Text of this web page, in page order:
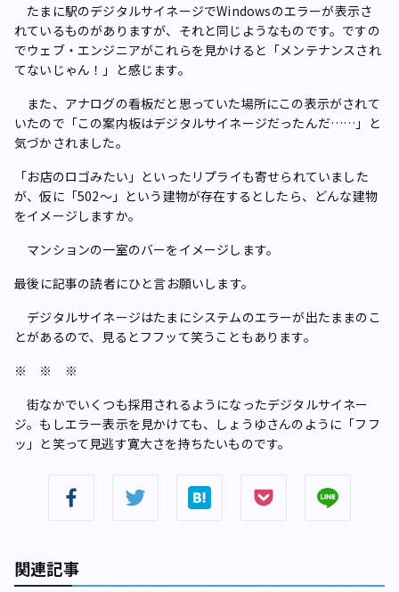
たまに駅のデジタルサイネージでWindowsのエラーが表示さ
れているものがありますが、それと同じようなものです。ですの
でウェブ・エンジニアがこれらを見かけると「メンテナンスされ
てないじゃん！」と感じます。
また、アナログの看板だと思っていた場所にこの表示がされて
いたので「この案内板はデジタルサイネージだったんだ……」と
気づかされました。
――「お店のロゴみたい」といったリプライも寄せられていました
が、仮に「502～」という建物が存在するとしたら、どんな建物
をイメージしますか。
マンションの一室のバーをイメージします。
――最後に記事の読者にひと言お願いします。
デジタルサイネージはたまにシステムのエラーが出たままのこ
とがあるので、見るとフフッて笑うこともあります。
※ ※ ※
街なかでいくつも採用されるようになったデジタルサイネー
ジ。もしエラー表示を見かけても、しょうゆさんのように「フフ
ッ」と笑って見逃す寛大さを持ちたいものです。
関連記事